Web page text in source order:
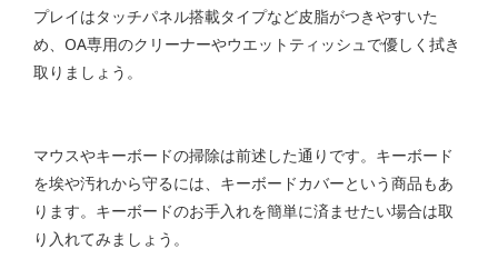
プレイはタッチパネル搭載タイプなど皮脂がつきやすいた
め、OA専用のクリーナーやウエットティッシュで優しく拭き
取りましょう。
マウスやキーボードの掃除は前述した通りです。キーボード
を埃や汚れから守るには、キーボードカバーという商品もあ
ります。キーボードのお手入れを簡単に済ませたい場合は取
り入れてみましょう。